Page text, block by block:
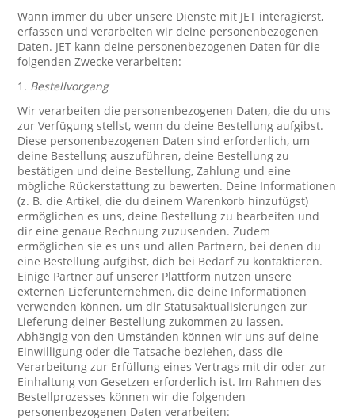
Wann immer du über unsere Dienste mit JET interagierst,
erfassen und verarbeiten wir deine personenbezogenen
Daten. JET kann deine personenbezogenen Daten für die
folgenden Zwecke verarbeiten:
1. Bestellvorgang
Wir verarbeiten die personenbezogenen Daten, die du uns
zur Verfügung stellst, wenn du deine Bestellung aufgibst.
Diese personenbezogenen Daten sind erforderlich, um
deine Bestellung auszuführen, deine Bestellung zu
bestätigen und deine Bestellung, Zahlung und eine
mögliche Rückerstattung zu bewerten. Deine Informationen
(z. B. die Artikel, die du deinem Warenkorb hinzufügst)
ermöglichen es uns, deine Bestellung zu bearbeiten und
dir eine genaue Rechnung zuzusenden. Zudem
ermöglichen sie es uns und allen Partnern, bei denen du
eine Bestellung aufgibst, dich bei Bedarf zu kontaktieren.
Einige Partner auf unserer Plattform nutzen unsere
externen Lieferunternehmen, die deine Informationen
verwenden können, um dir Statusaktualisierungen zur
Lieferung deiner Bestellung zukommen zu lassen.
Abhängig von den Umständen können wir uns auf deine
Einwilligung oder die Tatsache beziehen, dass die
Verarbeitung zur Erfüllung eines Vertrags mit dir oder zur
Einhaltung von Gesetzen erforderlich ist. Im Rahmen des
Bestellprozesses können wir die folgenden
personenbezogenen Daten verarbeiten: